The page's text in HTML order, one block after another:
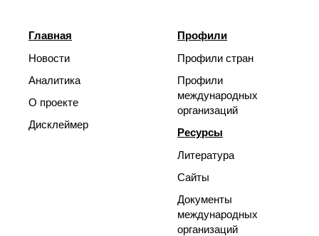
Главная
Новости
Аналитика
О проекте
Дисклеймер
Профили
Профили стран
Профили
международных
организаций
Ресурсы
Литература
Сайты
Документы
международных
организаций